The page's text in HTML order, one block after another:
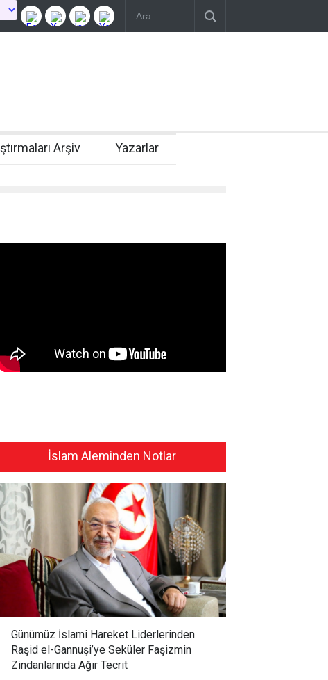
Arşiv Yazarlar
İslam Aleminden Notlar
Günümüz İslami Hareket Liderlerinden
Raşid el-Gannuşi’ye Seküler Faşizmin
Zindanlarında Ağır Tecrit